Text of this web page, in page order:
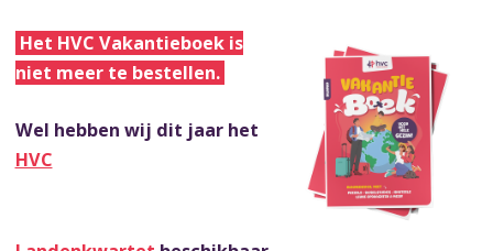
Het HVC Vakantieboek is
niet meer te bestellen.
Wel hebben wij dit jaar het
HVC